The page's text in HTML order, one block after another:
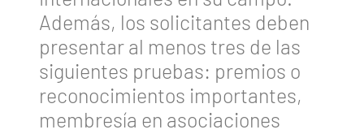
Además, los solicitantes deben
presentar al menos tres de las
siguientes pruebas: premios o
reconocimientos importantes,
membresía en asociaciones